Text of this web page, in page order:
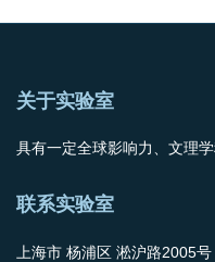
关于实验室
具有一定全球影响力、文理
联系实验室
上海市 杨浦区 淞沪路2005号